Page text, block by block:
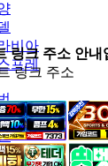
비아
프레
주의
츠
링크 주소 안내
링크 주소